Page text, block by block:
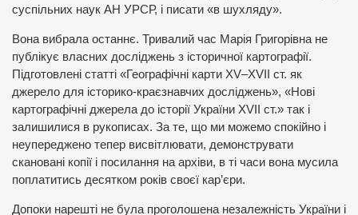
суспільних наук АН УРСР, і писати «в шухляду».
Вона вибрала останнє. Тривалий час Марія Григорівна не
публікує власних досліджень з історичної картографії.
Підготовлені статті «Географічні карти XV–XVII ст. як
джерело для історико-краєзнавчих досліджень», «Нові
картографічні джерела до історії України XVII ст.» так і
залишилися в рукописах. За те, що ми можемо спокійно і
неупереджено тепер висвітлювати, демонструвати
скановані копії і посилання на архіви, в ті часи вона мусила
поплатитись десятком років своєї кар’єри.
Допоки нарешті не була проголошена незалежність України і